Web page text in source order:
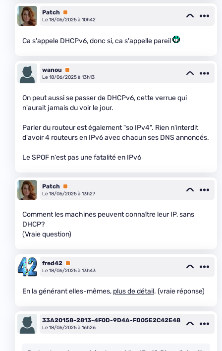
Patch Premium
Le 18/06/2025 à 10h42
Ca s'appele DHCPv6, donc si, ca s'appelle pareil
wanou
Premium
Le 18/06/2025 à 13h13
On peut aussi se passer de DHCPv6, cette verrue qui
n'aurait jamais du voir le jour.
Parler du routeur est également "so IPv4". Rien n'interdit
d'avoir 4 routeurs en IPv6 avec chacun ses DNS annoncés.
Le SPOF n'est pas une fatalité en IPv6
Patch Premium
Le 18/06/2025 à 13h27
Comment les machines peuvent connaître leur IP, sans
DHCP?
(Vraie question)
fred42 Premium
Le 18/06/2025 à 13h43
En la générant elles-mêmes, plus de détail. (vraie réponse)
33A20158-2813-4F0D-9D4A-FD05E2C42E48
Le 18/06/2025 à 16h26